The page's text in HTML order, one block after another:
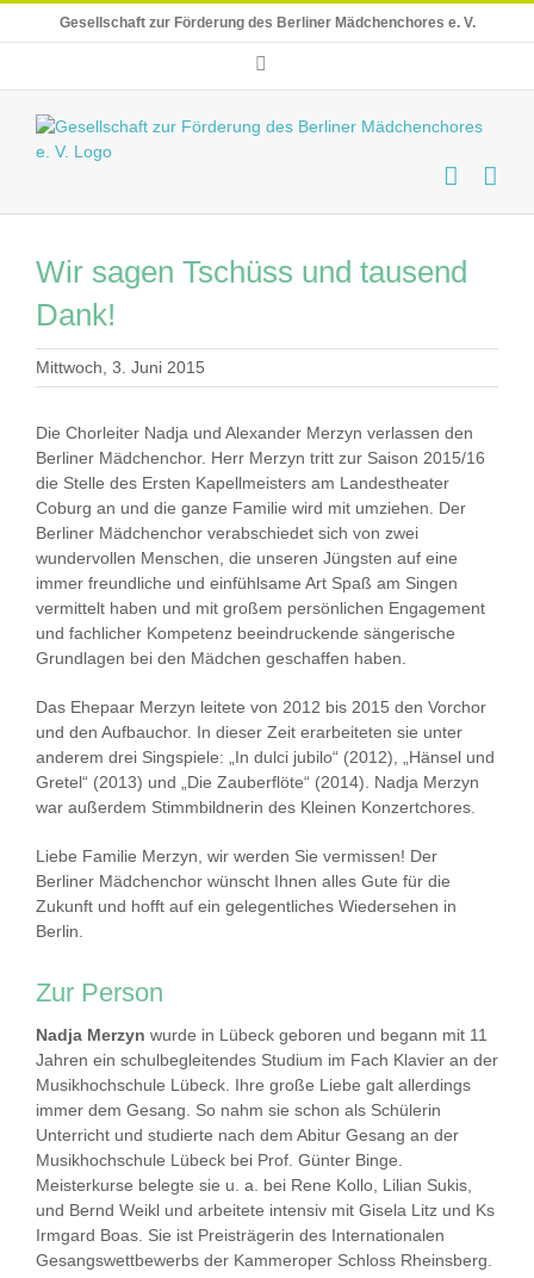
Gesellschaft zur Förderung des Berliner Mädchenchores e. V.
Wir sagen Tschüss und tausend
Dank!
Mittwoch, 3. Juni 2015
Die Chorleiter Nadja und Alexander Merzyn verlassen den
Berliner Mädchenchor. Herr Merzyn tritt zur Saison 2015/16
die Stelle des Ersten Kapellmeisters am Landestheater
Coburg an und die ganze Familie wird mit umziehen. Der
Berliner Mädchenchor verabschiedet sich von zwei
wundervollen Menschen, die unseren Jüngsten auf eine
immer freundliche und einfühlsame Art Spaß am Singen
vermittelt haben und mit großem persönlichen Engagement
und fachlicher Kompetenz beeindruckende sängerische
Grundlagen bei den Mädchen geschaffen haben.
Das Ehepaar Merzyn leitete von 2012 bis 2015 den Vorchor
und den Aufbauchor. In dieser Zeit erarbeiteten sie unter
anderem drei Singspiele: „In dulci jubilo“ (2012), „Hänsel und
Gretel“ (2013) und „Die Zauberflöte“ (2014). Nadja Merzyn
war außerdem Stimmbildnerin des Kleinen Konzertchores.
Liebe Familie Merzyn, wir werden Sie vermissen! Der
Berliner Mädchenchor wünscht Ihnen alles Gute für die
Zukunft und hofft auf ein gelegentliches Wiedersehen in
Berlin.
Zur Person
Nadja Merzyn wurde in Lübeck geboren und begann mit 11
Jahren ein schulbegleitendes Studium im Fach Klavier an der
Musikhochschule Lübeck. Ihre große Liebe galt allerdings
immer dem Gesang. So nahm sie schon als Schülerin
Unterricht und studierte nach dem Abitur Gesang an der
Musikhochschule Lübeck bei Prof. Günter Binge.
Meisterkurse belegte sie u. a. bei Rene Kollo, Lilian Sukis,
und Bernd Weikl und arbeitete intensiv mit Gisela Litz und Ks
Irmgard Boas. Sie ist Preisträgerin des Internationalen
Gesangswettbewerbs der Kammeroper Schloss Rheinsberg.